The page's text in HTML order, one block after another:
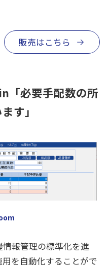
販売はこちら
「必要手配数の所
す」
報管理の標準化を進
を自動化することがで